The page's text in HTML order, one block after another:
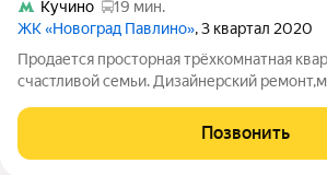
Кучино
19 мин.
ЖК «Новоград Павлино», 3 квартал 2020
Продается просторная трёхкомнатная
счастливой семьи. Дизайнерский
комфорт . Из окон вид во двор ,на
на парк. Можно наблюдать красивые
Позвонить